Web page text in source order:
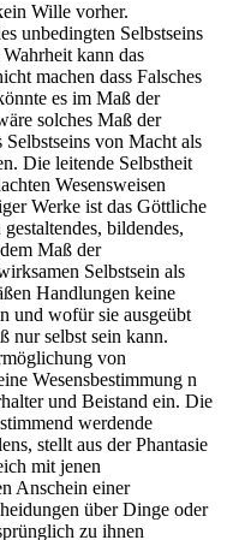
Wille vorher.
unbedingten Selbstseins
kann das
machen dass Falsches
es im Maß der
solches Maß der
von Macht als
Die leitende Selbstheit
Wesensweisen
Werke ist das Göttliche
bildendes,
Maß der
Selbstsein als
Handlungen keine
und wofür sie ausgeübt
nur selbst sein kann.
von
Wesensbestimmung n
und Beistand ein. Die
werdende
stellt aus der Phantasie
mit jenen
Anschein einer
über Dinge oder
zu ihnen